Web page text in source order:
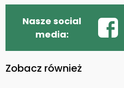
Nasze social
media:
Zobacz również